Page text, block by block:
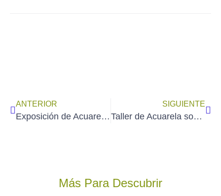
ANTERIOR
Exposición de Acuarelas «Mis rincones del mundo» de ICIAR CÁMARA en Madrid (del 2 al 27/3/2026)
SIGUIENTE
Taller de Acuarela sobre «El paisaje industrial» impartido por MAYLU GARCÍA en Madrid (21 y 22 de marzo de 2026)
Más Para Descubrir